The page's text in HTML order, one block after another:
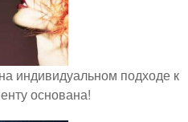
индивидуальном подходе к
основана!